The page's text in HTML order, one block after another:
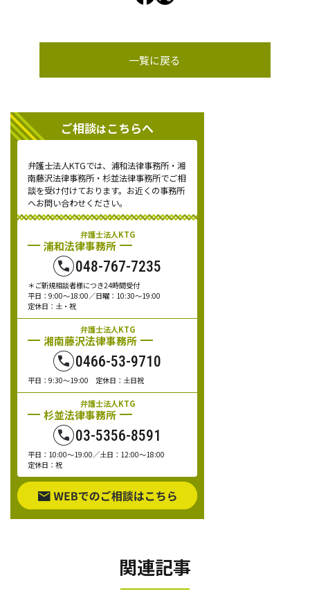
一覧に戻る
ご相談はこちらへ
弁護士法人KTGでは、浦和法律事務所・湘
南藤沢法律事務所・杉並法律事務所でご相
談を受け付けております。お近くの事務所
へお問い合わせください。
弁護士法人KTG
浦和法律事務所
048-767-7235
＊ご新規相談者様につき24時間受付
平日：9:00～18:00／日曜：10:30～19:00
定休日：土・祝
弁護士法人KTG
湘南藤沢法律事務所
0466-53-9710
平日：9:30～19:00 定休日：土日祝
弁護士法人KTG
杉並法律事務所
03-5356-8591
平日：10:00～19:00／土日：12:00～18:00
定休日：祝
関連記事